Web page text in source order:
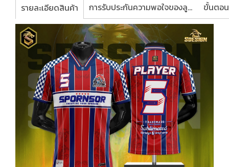
รายละเอียดสินค้า การรับประกันความพอใจของลูกค้า